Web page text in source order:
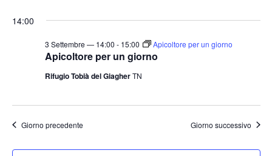
14:00
Apicoltore per un giorno
3 Settembre — 14:00 - 15:00 Apicoltore per un giorno
Rifugio Tobià del GiagherTN
Giorno precedente Giorno successivo